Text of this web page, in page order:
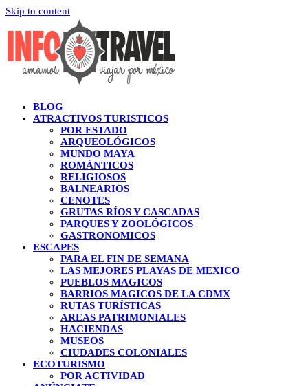
Skip to content
BLOG
ATRACTIVOS TURISTICOS
POR ESTADO
ARQUEOLÓGICOS
MUNDO MAYA
ROMÁNTICOS
RELIGIOSOS
BALNEARIOS
CENOTES
GRUTAS RÍOS Y CASCADAS
PARQUES Y ZOOLÓGICOS
GASTRONOMICOS
ESCAPES
PARA EL FIN DE SEMANA
LAS MEJORES PLAYAS DE MEXICO
PUEBLOS MAGICOS
BARRIOS MAGICOS DE LA CDMX
RUTAS TURÍSTICAS
AREAS PATRIMONIALES
HACIENDAS
MUSEOS
CIUDADES COLONIALES
ECOTURISMO
POR ACTIVIDAD